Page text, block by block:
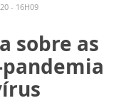
- 16H09
sobre as